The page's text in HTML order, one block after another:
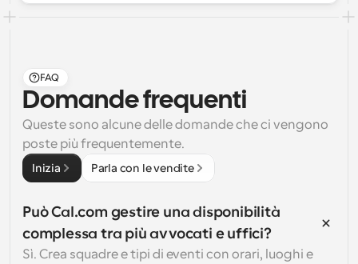
FAQ
Domande frequenti
Queste sono alcune delle domande che ci vengono
poste più frequentemente.
Inizia Parla con le vendite
Può Cal.com gestire una disponibilità
complessa tra più avvocati e uffici?
Sì. Crea squadre e tipi di eventi con orari, luoghi e